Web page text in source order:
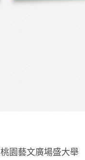
園藝文廣場盛大舉